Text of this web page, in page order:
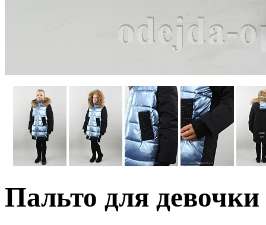
Пальто для